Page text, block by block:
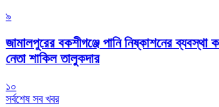
৯
জামালপুরের বকশীগঞ্জে পানি নিষ্কাশনের ব্যবস্থা
নেতা শাকিল তালুকদার
১০
সর্বশেষ সব খবর